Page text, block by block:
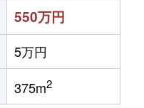
550万円
5万円
375m2